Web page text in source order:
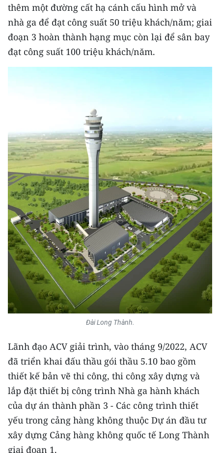
TIN MỚI
TIN ĐỊA PHƯƠNG
Trung du và miền núi phía Bắc
Duyên hải Nam Trung Bộ và Tây
Nguyên
Đông Nam Bộ
Đồng bằng sông Cửu Long
Chuyên trang Hà Nội
Chuyên trang TP. Hồ Chí Minh
CHUYÊN ĐỀ
CÁC CHUYÊN TRANG
VỀ BÁO NHÂN DÂN
NHÂN DÂN CUỐI TUẦN
NHÂN DÂN HẰNG THÁNG
MUA BÁO
ĐỌC BÁO IN
thêm một đường cất hạ cánh cấu hình mở và
nhà ga để đạt công suất 50 triệu khách/năm; giai
đoạn 3 hoàn thành hạng mục còn lại để sân bay
đạt công suất 100 triệu khách/năm.
Đài Long Thành.
Lãnh đạo ACV giải trình, vào tháng 9/2022, ACV
đã triển khai đấu thầu gói thầu 5.10 bao gồm
thiết kế bản vẽ thi công, thi công xây dựng và
lắp đặt thiết bị công trình Nhà ga hành khách
của dự án thành phần 3 - Các công trình thiết
yếu trong cảng hàng không thuộc Dự án đầu tư
xây dựng Cảng hàng không quốc tế Long Thành
giai đoạn 1.